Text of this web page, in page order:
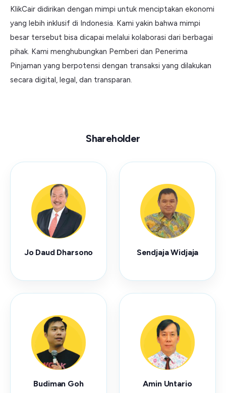
KlikCair didirikan dengan mimpi untuk menciptakan ekonomi
yang lebih inklusif di Indonesia. Kami yakin bahwa mimpi
besar tersebut bisa dicapai melalui kolaborasi dari berbagai
pihak. Kami menghubungkan Pemberi dan Penerima
Pinjaman yang berpotensi dengan transaksi yang dilakukan
secara digital, legal, dan transparan.
Shareholder
Jo Daud Dharsono Sendjaja Widjaja
Budiman Goh Amin Untario